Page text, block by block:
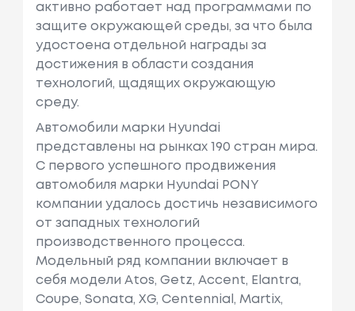
активно работает над программами по
защите окружающей среды, за что была
удостоена отдельной награды за
достижения в области создания
технологий, щадящих окружающую
среду.
Автомобили марки Hyundai
представлены на рынках 190 стран мира.
C первого успешного продвижения
автомобиля марки Hyundai PONY
компании удалось достичь независимого
от западных технологий
производственного процесса.
Модельный ряд компании включает в
себя модели Atos, Getz, Accent, Elantra,
Coupe, Sonata, XG, Centennial, Martix,